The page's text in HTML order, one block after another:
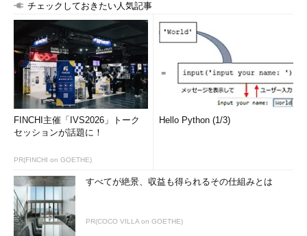
チェックしておきたい人気記事
FINCHI主催「IVS2026」トーク
セッションが話題に！
PR(FINCHI on GOETHE)
Hello Python (1/3)
すべてが絶景、収益も得られるその仕組みとは
PR(COCO VILLA on GOETHE)